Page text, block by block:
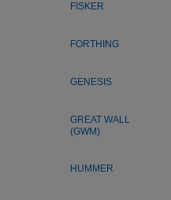
FISKER
FORTHING
GENESIS
GREAT WALL
(GWM)
HUMMER